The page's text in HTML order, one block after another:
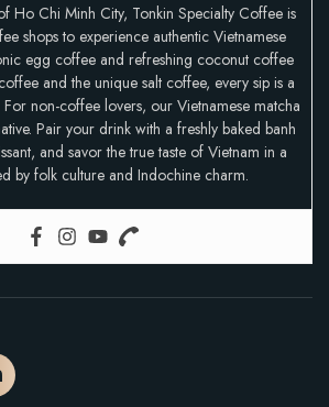
Ho Chi Minh City, Tonkin Specialty Coffee is
shops to experience authentic Vietnamese
egg coffee and refreshing coconut coffee
and the unique salt coffee, every sip is a
non-coffee lovers, our Vietnamese matcha
Pair your drink with a freshly baked banh
and savor the true taste of Vietnam in a
by folk culture and Indochine charm.